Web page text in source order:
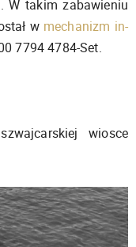
W takim zabawieniu
w mechanizm in-
7794 4784-Set.
wiosce